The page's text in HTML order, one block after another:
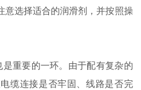
意选择适合的润滑剂，并按照操
重要的一环。由于配有复杂的
缆连接是否牢固、线路是否完